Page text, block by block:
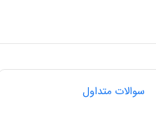
سوالات متداول